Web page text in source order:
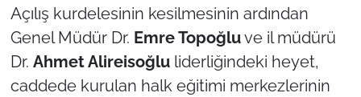
Açılış kurdelesinin kesilmesinin ardından
Genel Müdür Dr. Emre Topoğluve il müdürü
Dr. Ahmet Alireisoğluliderliğindeki heyet,
caddede kurulan halk eğitimi merkezlerinin